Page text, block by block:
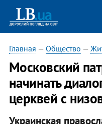
Главная — Общество —
Московский
начинать
церквей с
Украинская